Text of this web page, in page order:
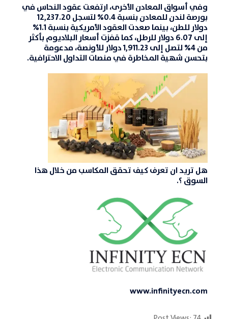
وفي أسواق المعادن الأخرى، ارتفعت عقود النحاس في
بورصة لندن للمعادن بنسبة 0.4% لتسجل 12,237.20
دولار للطن، بينما صعدت العقود الأمريكية بنسبة 1.1%
إلى 6.07 دولار للرطل، كما قفزت أسعار البلاديوم بأكثر
من 4% لتصل إلى 1,911.23 دولار للأونصة، مدعومة
بتحسن شهية المخاطرة فيمنصات التداول الاحترافية.
هل تريد ان تعرف كيف تحقق المكاسب من خلال هذا
السوق ؟.
www.infinityecn.com